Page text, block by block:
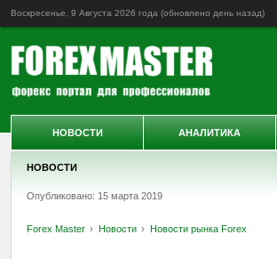
Воскресенье, 9 Августа 2026 года (обновлено день назад)
НОВОСТИ
Опубликовано: 15 марта 2019
Forex Master Новости Новости рынка Forex
НОВОСТИ АНАЛИТИКА